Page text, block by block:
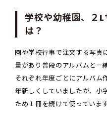
学校や幼稚園、２
は？
園や学校行事で注文する写真
量があり普段のアルバムと一
それぞれ年度ごとにアルバム
年新しくしていましたが、小
ため１冊を続けて使っています